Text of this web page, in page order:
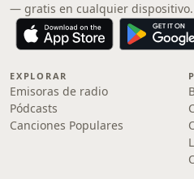
— gratis en cualquier dispositivo.
EXPLORAR
Emisoras de radio
Pódcasts
Canciones Populares